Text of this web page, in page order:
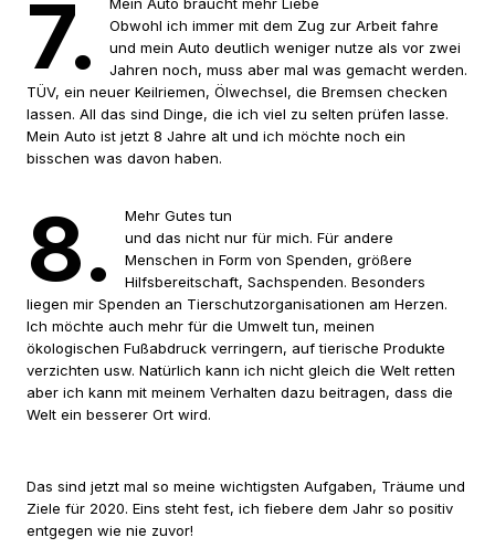
7.
Obwohl ich immer mit dem Zug zur Arbeit fahre
und mein Auto deutlich weniger nutze als vor zwei
Jahren noch, muss aber mal was gemacht werden.
TÜV, ein neuer Keilriemen, Ölwechsel, die Bremsen checken
lassen. All das sind Dinge, die ich viel zu selten prüfen lasse.
Mein Auto ist jetzt 8 Jahre alt und ich möchte noch ein
bisschen was davon haben.
8.
Mehr Gutes tun
und das nicht nur für mich. Für andere
Menschen in Form von Spenden, größere
Hilfsbereitschaft, Sachspenden. Besonders
liegen mir Spenden an Tierschutzorganisationen am Herzen.
Ich möchte auch mehr für die Umwelt tun, meinen
ökologischen Fußabdruck verringern, auf tierische Produkte
verzichten usw. Natürlich kann ich nicht gleich die Welt retten
aber ich kann mit meinem Verhalten dazu beitragen, dass die
Welt ein besserer Ort wird.
Das sind jetzt mal so meine wichtigsten Aufgaben, Träume und
Ziele für 2020. Eins steht fest, ich fiebere dem Jahr so positiv
entgegen wie nie zuvor!